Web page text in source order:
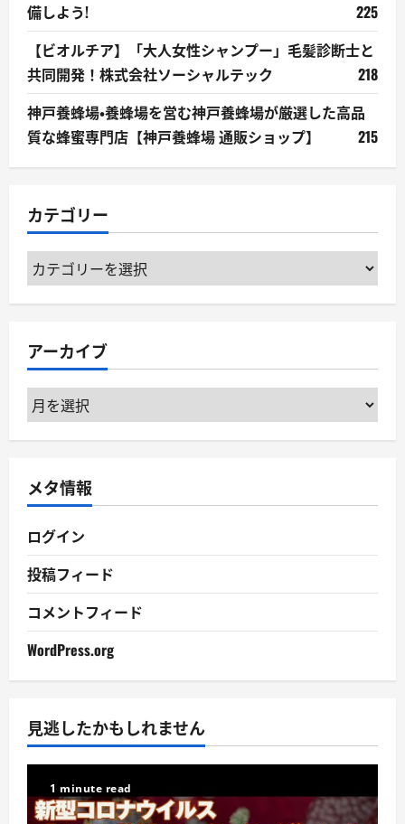
備しよう!
225
【ビオルチア】「大人女性シャンプー」毛髪診断士と
共同開発！株式会社ソーシャルテック
218
神戸養蜂場・養蜂場を営む神戸養蜂場が厳選した高品
質な蜂蜜専門店【神戸養蜂場 通販ショップ】
215
カテゴリー
カ
テ
ー
アーカイブ
ア
ー
ブ
メタ情報
ログイン
投稿フィード
コメントフィード
WordPress.org
見逃したかもしれません
1 minute read